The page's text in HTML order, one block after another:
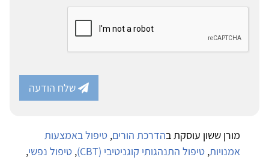
שלח הודעה
מורן ששון עוסקת בהדרכת הורים, טיפול באמצעות
אמנויות, טיפול התנהגותי קוגניטיבי (CBT) , טיפול נפשי,